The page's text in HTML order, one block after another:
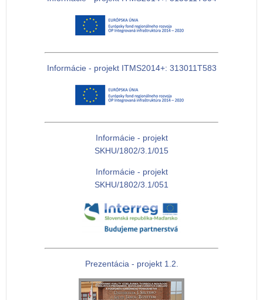
Informácie - projekt ITMS2014+: 313011T583
Informácie - projekt
SKHU/1802/3.1/015
Informácie - projekt
SKHU/1802/3.1/051
Prezentácia - projekt 1.2.